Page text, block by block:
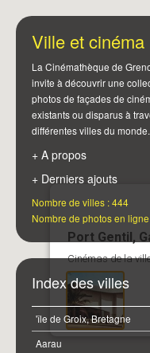
Port Gentil,
Cinémas de la
Ville et cinéma
La Cinémathèque de
invite à découvrir une
photos de façades de
existants ou disparus à
différentes villes du monde.
+ A propos
+ Derniers ajouts
Nombre de villes : 444
Nombre de photos en
Index des villes
'île de Groix, Bretagne
Aarau